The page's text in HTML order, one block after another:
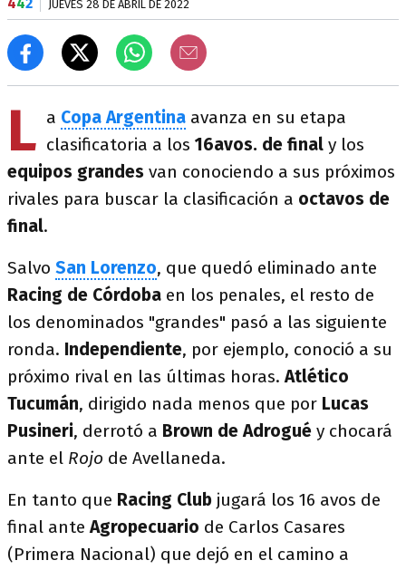
JUEVES 28 DE ABRIL DE 2022
L a Copa Argentina avanza en su etapa
clasificatoria a los 16avos. de final y los
equipos grandes van conociendo a sus próximos
rivales para buscar la clasificación a octavos de
final.
Salvo San Lorenzo, que quedó eliminado ante
Racing de Córdoba en los penales, el resto de
los denominados "grandes" pasó a las siguiente
ronda. Independiente, por ejemplo, conoció a su
próximo rival en las últimas horas.Atlético
Tucumán, dirigido nada menos que por Lucas
Pusineri, derrotó a Brown de Adrogué y chocará
ante el Rojo de Avellaneda.
En tanto que Racing Club jugará los 16 avos de
final anteAgropecuario de Carlos Casares
(Primera Nacional) que dejó en el camino a